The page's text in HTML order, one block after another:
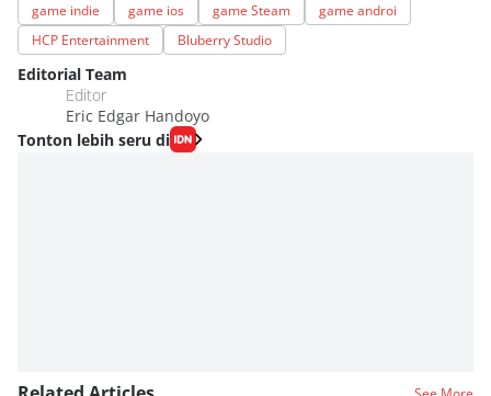
game indie game ios game Steam
game androi
HCP Entertainment
Bluberry Studio
Editorial Team
Editor
Eric Edgar Handoyo
Tonton lebih seru di